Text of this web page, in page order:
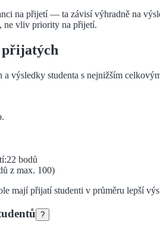
na přijetí — ta závisí výhradně na
ne vliv priority na přijetí.
přijatých
a výsledky studenta s nejnižším
22 bodů
z max. 100)
mají přijatí studenti v průměru lepší
?